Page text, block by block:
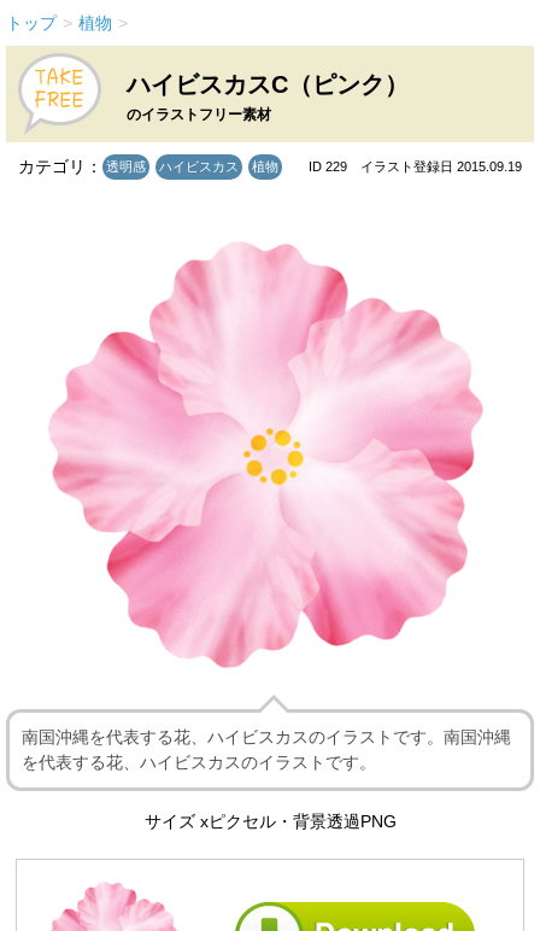
トップ > 植物 >
ハイビスカスC（ピンク）
のイラストフリー素材
カテゴリ： 透明感 ハイビスカス 植物 ID 229 イラスト登録日 2015.09.19
南国沖縄を代表する花、ハイビスカスのイラストです。南国沖縄
を代表する花、ハイビスカスのイラストです。
サイズ xピクセル・背景透過PNG